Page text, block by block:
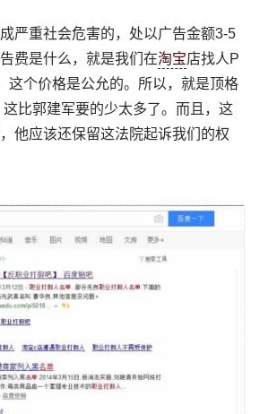
严重社会危害的，处以广告金额3-5
费是什么，就是我们在淘宝店找人P
这个价格是公允的。所以，就是顶格
比郭建军要的少太多了。而且，这
他应该还保留这法院起诉我们的权